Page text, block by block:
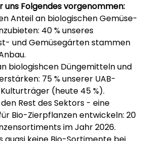
uns Folgendes vorgenommen:
Anteil an biologischen Gemüse-
40 % unseres
und Gemüsegärten stammen
biologishcen Düngemitteln und
75 % unserer UAB-
(heute 45 %).
Rest des Sektors - eine
Bio-Zierpflanzen entwickeln: 20
im Jahr 2026.